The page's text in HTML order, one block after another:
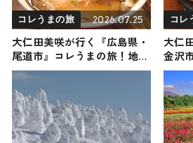
コレうまの旅 2026.07.25
大仁田美咲が行く『広島県・
尾道市』コレうまの旅！地元
の人おすすめのご当地名物グ
コレ
大仁
金沢
の人
ルメ4